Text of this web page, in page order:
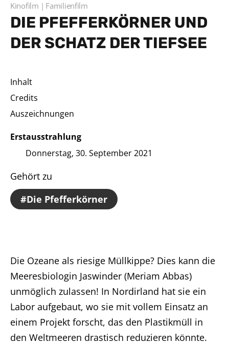
Kinofilm Familienfilm
DIE PFEFFERKÖRNER UND
DER SCHATZ DER TIEFSEE
Inhalt
Credits
Auszeichnungen
Erstausstrahlung
Donnerstag, 30. September 2021
Gehört zu
Die Pfefferkörner
Die Ozeane als riesige Müllkippe? Dies kann die
Meeresbiologin Jaswinder (Meriam Abbas)
unmöglich zulassen! In Nordirland hat sie ein
Labor aufgebaut, wo sie mit vollem Einsatz an
einem Projekt forscht, das den Plastikmüll in
den Weltmeeren drastisch reduzieren könnte.